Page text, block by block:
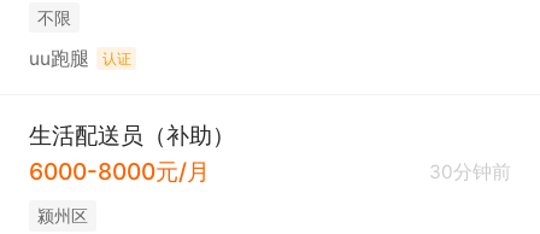
不限
uu跑腿 认证
生活配送员（补助）
6000-8000元/月
30分钟前
颍州区